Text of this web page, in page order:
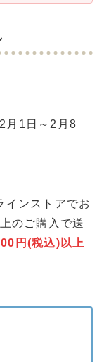
月1日～2月8
インストアでお
のご購入で送
円(税込)以上